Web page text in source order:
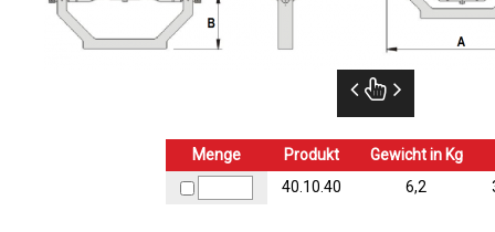
Menge Produkt
Gewicht in Kg
40.10.40
6,2